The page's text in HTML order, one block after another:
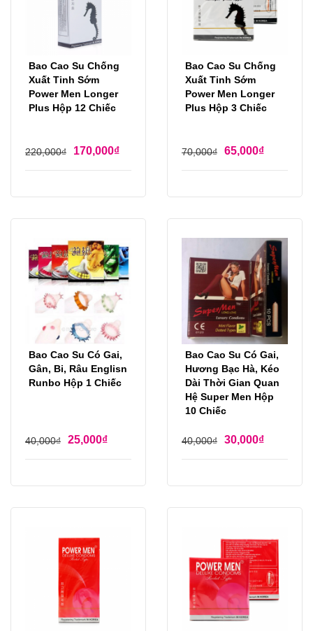
Bao Cao Su Chống
Xuất Tinh Sớm
Power Men Longer
Plus Hộp 12 Chiếc
220,000₫ 170,000₫
Bao Cao Su Chống
Xuất Tinh Sớm
Power Men Longer
Plus Hộp 3 Chiếc
70,000₫ 65,000₫
Bao Cao Su Có Gai,
Gân, Bi, Râu Englisn
Runbo Hộp 1 Chiếc
40,000₫ 25,000₫
Bao Cao Su Có Gai,
Hương Bạc Hà, Kéo
Dài Thời Gian Quan
Hệ Super Men Hộp
10 Chiếc
40,000₫ 30,000₫